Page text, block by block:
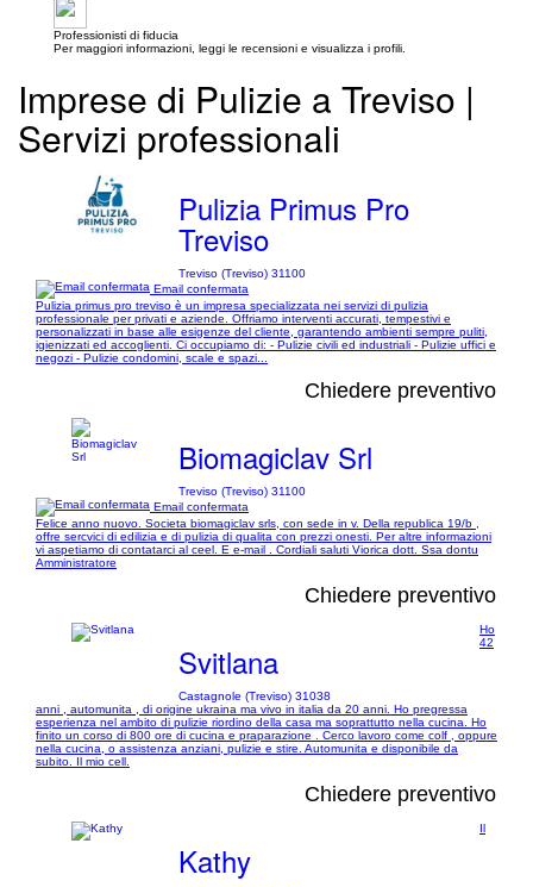
Professionisti di fiducia
Per maggiori informazioni, leggi le recensioni e visualizza i profili.
Imprese di Pulizie a Treviso |
Servizi professionali
Pulizia Primus Pro
Treviso
Treviso (Treviso) 31100
Email confermata
Pulizia primus pro treviso è un impresa specializzata nei servizi di pulizia
professionale per privati e aziende. Offriamo interventi accurati, tempestivi e
personalizzati in base alle esigenze del cliente, garantendo ambienti sempre puliti,
igienizzati ed accoglienti. Ci occupiamo di: - Pulizie civili ed industriali - Pulizie uffici e
negozi - Pulizie condomini, scale e spazi...
Chiedere preventivo
Biomagiclav Srl
Treviso (Treviso) 31100
Email confermata
Felice anno nuovo. Societa biomagiclav srls, con sede in v. Della republica 19/b ,
offre sercvici di edilizia e di pulizia di qualita con prezzi onesti. Per altre informazioni
vi aspetiamo di contatarci al ceel. E e-mail . Cordiali saluti Viorica dott. Ssa dontu
Amministratore
Chiedere preventivo
Svitlana
Castagnole (Treviso) 31038
Ho
42
anni , automunita , di origine ukraina ma vivo in italia da 20 anni. Ho pregressa
esperienza nel ambito di pulizie riordino della casa ma soprattutto nella cucina. Ho
finito un corso di 800 ore di cucina e praparazione . Cerco lavoro come colf , oppure
nella cucina, o assistenza anziani, pulizie e stire. Automunita e disponibile da
subito. Il mio cell.
Chiedere preventivo
Kathy
Il